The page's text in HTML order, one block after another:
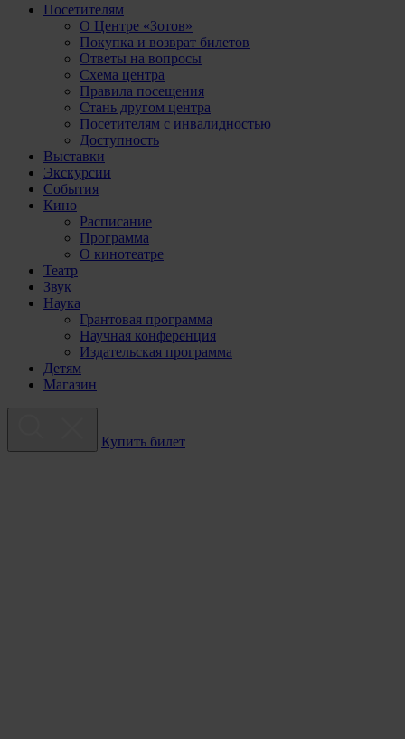
Посетителям
О Центре «Зотов»
Покупка и возврат билетов
Ответы на вопросы
Схема центра
Правила посещения
Стань другом центра
Посетителям с инвалидностью
Доступность
Выставки
Экскурсии
События
Кино
Расписание
Программа
О кинотеатре
Театр
Звук
Наука
Грантовая программа
Научная конференция
Издательская программа
Детям
Магазин
Купить билет